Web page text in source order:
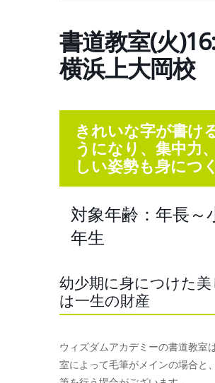
書道教室(火
横浜上大岡校
きれいな字が書け
うになり、集中力
しい姿勢も身につく
対象年齢：年長～
年生
幼少期に身につけた
は一生の財産
ウィズダムアカデミーの書道教室
室によって毛筆がメインの場合と